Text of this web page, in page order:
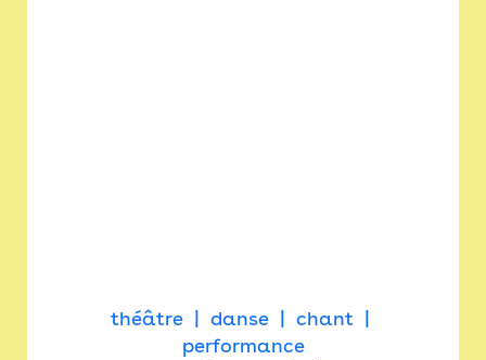
théâtre danse
chant
performance